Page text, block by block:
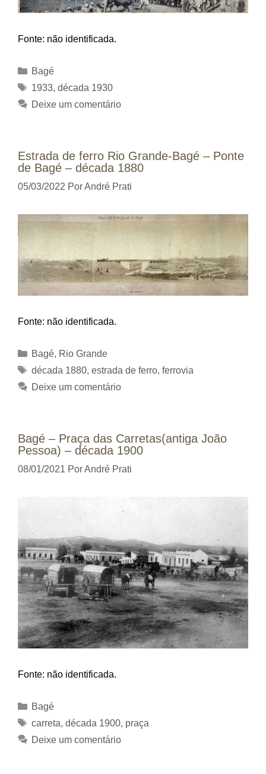
Fonte: não identificada.
Categorias
Bagé
Tags
1933, década 1930
Deixe um comentário
Estrada de ferro Rio Grande-Bagé – Ponte
de Bagé – década 1880
05/03/2022 PorAndré Prati
Fonte: não identificada.
Categorias
Bagé, Rio Grande
Tags
década 1880, estrada de ferro, ferrovia
Deixe um comentário
Bagé – Praça das Carretas(antiga João
Pessoa) – década 1900
08/01/2021 PorAndré Prati
Fonte: não identificada.
Categorias
Bagé
Tags
carreta, década 1900, praça
Deixe um comentário